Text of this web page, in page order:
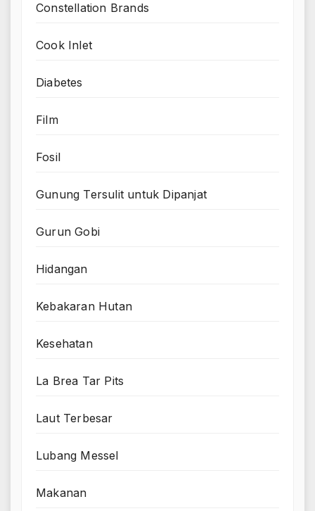
Constellation Brands
Cook Inlet
Diabetes
Film
Fosil
Gunung Tersulit untuk Dipanjat
Gurun Gobi
Hidangan
Kebakaran Hutan
Kesehatan
La Brea Tar Pits
Laut Terbesar
Lubang Messel
Makanan